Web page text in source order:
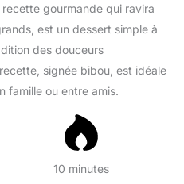
gourmande qui ravira
est un dessert simple à
des douceurs
signée bibou, est idéale
famille ou entre amis.
10 minutes